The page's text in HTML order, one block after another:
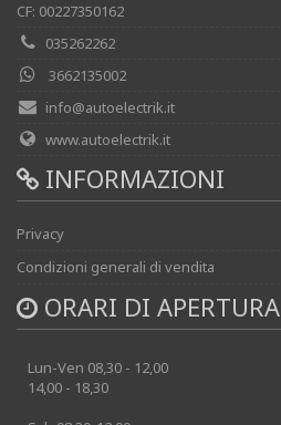
CF: 00227350162
035262262
3662135002
info@autoelectrik.it
www.autoelectrik.it
INFORMAZIONI
Privacy
Condizioni generali di vendita
ORARI DI APERTURA
Lun-Ven 08,30 - 12,00
14,00 - 18,30